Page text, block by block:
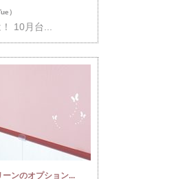
）
10月台...
ーンのオプション...